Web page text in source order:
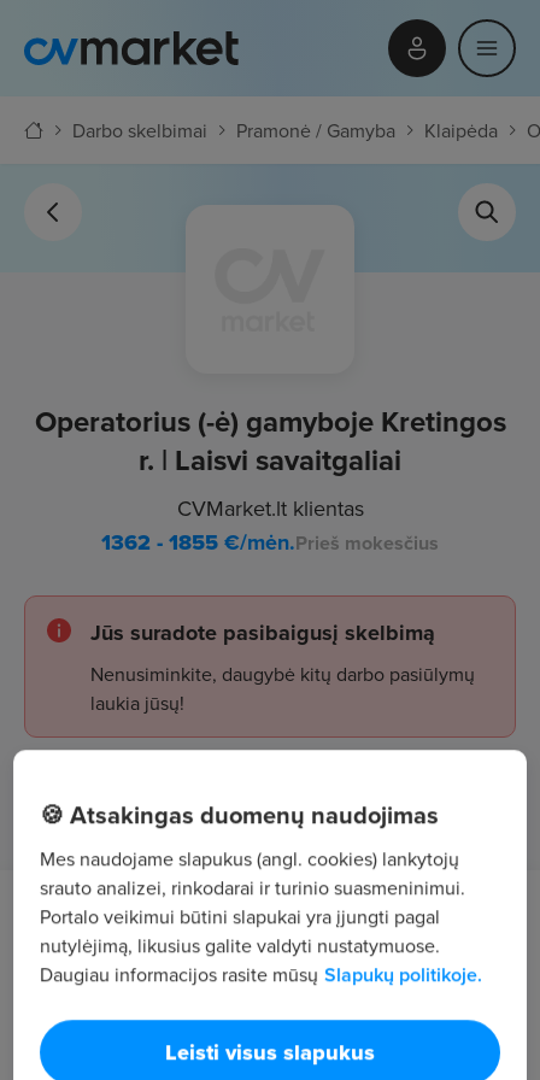
Darbo skelbimai Pramonė / Gamyba Klaipėda
Operatorius (-ė) gamyboje Kretingos
r. | Laisvi savaitgaliai
CVMarket.lt klientas
1362 - 1855€/mėn.Prieš mokesčius
Jūs suradote pasibaigusį skelbimą
Nenusiminkite, daugybė kitų darbo pasiūlymų
laukia jūsų!
Žiūrėti skelbimus
Tavęs laukia
darbas su modernia kompiuterizuota įranga;
įrangos valdymas;
🍪 Atsakingas duomenų naudojimas
Mes naudojame slapukus (angl. cookies) lankytojų
srauto analizei, rinkodarai ir turinio suasmeninimui.
Portalo veikimui būtini slapukai yra įjungti pagal
nutylėjimą, likusius galite valdyti nustatymuose.
Daugiau informacijos rasite mūsų Slapukų politikoje.
Leisti visus slapukus